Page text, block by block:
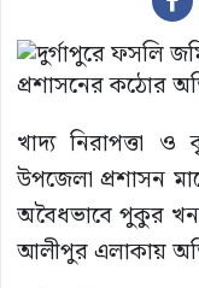
খাদ্য নিরাপত্তা
উপজেলা প্রশাসন
অবৈধভাবে পুকুর
আলীপুর এলাকায়